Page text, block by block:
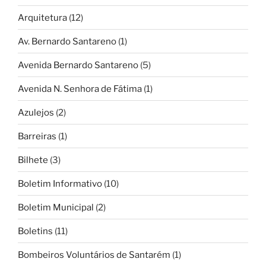
Arquitetura (12)
Av. Bernardo Santareno (1)
Avenida Bernardo Santareno (5)
Avenida N. Senhora de Fátima (1)
Azulejos (2)
Barreiras (1)
Bilhete (3)
Boletim Informativo (10)
Boletim Municipal (2)
Boletins (11)
Bombeiros Voluntários de Santarém (1)